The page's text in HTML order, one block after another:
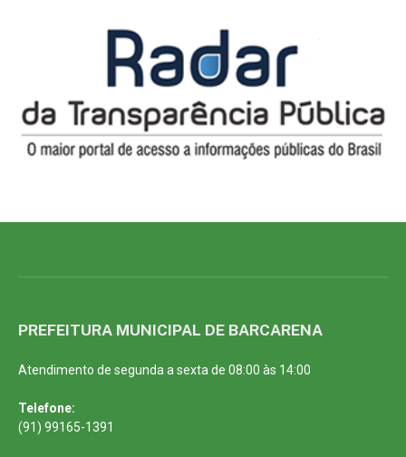
PREFEITURA MUNICIPAL DE BARCARENA
Atendimento de segunda a sexta de 08:00 às 14:00
Telefone:
(91) 99165-1391